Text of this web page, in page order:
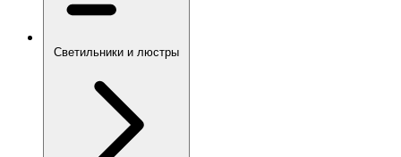
Светильники и люстры